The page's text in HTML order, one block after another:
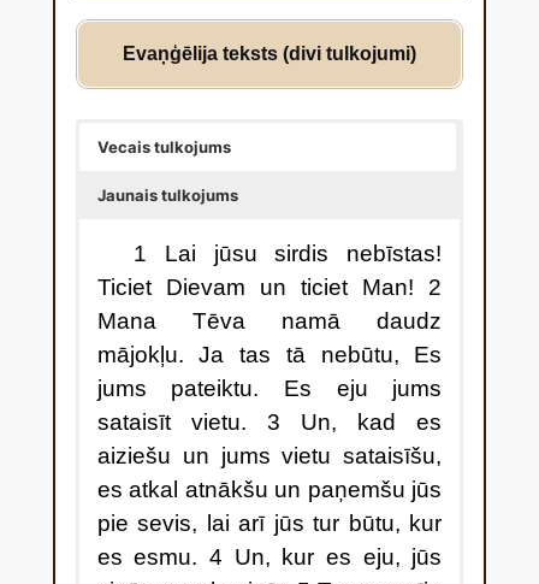
Evaņģēlija teksts (divi tulkojumi)
Vecais tulkojums
Jaunais tulkojums
1 Lai jūsu sirdis nebīstas!
Ticiet Dievam un ticiet Man! 2
Mana Tēva namā daudz
mājokļu. Ja tas tā nebūtu, Es
jums pateiktu. Es eju jums
sataisīt vietu. 3 Un, kad es
aiziešu un jums vietu sataisīšu,
es atkal atnākšu un paņemšu jūs
pie sevis, lai arī jūs tur būtu, kur
es esmu. 4 Un, kur es eju, jūs